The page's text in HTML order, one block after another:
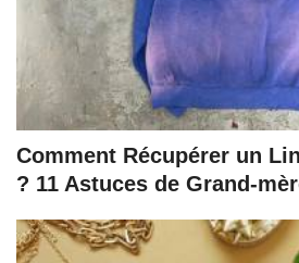
Comment Récupérer un
? 11 Astuces de Grand-